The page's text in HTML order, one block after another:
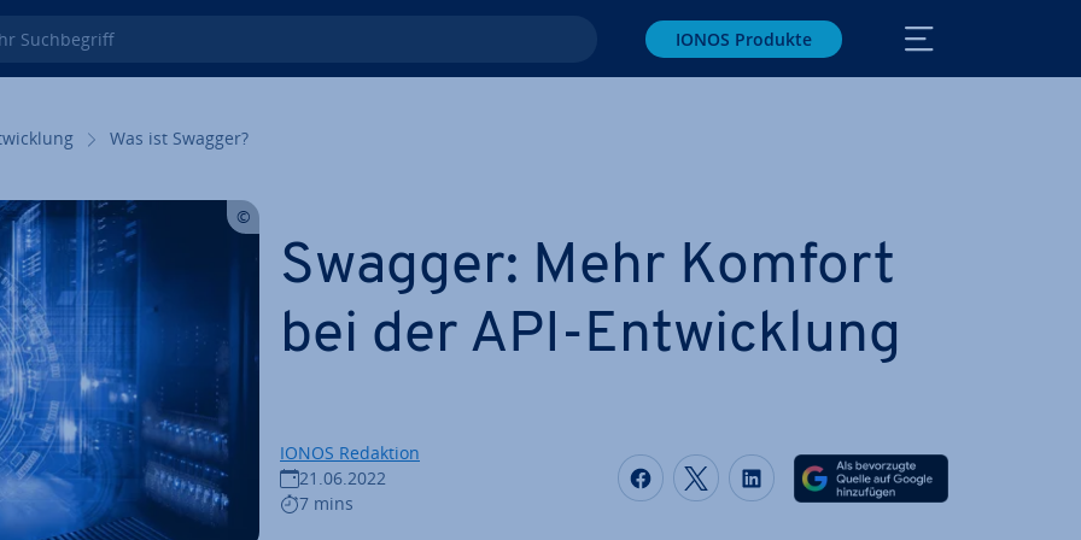
Such­be­griff IONOS Produkte
Was ist Swagger?
Swagger: Mehr Komfort
bei der API-Ent­wick­lung
IONOS Redaktion
21.06.2022
7 mins
Auf Facebook teilen
Auf Twitter teilen
Auf LinkedIn teilen